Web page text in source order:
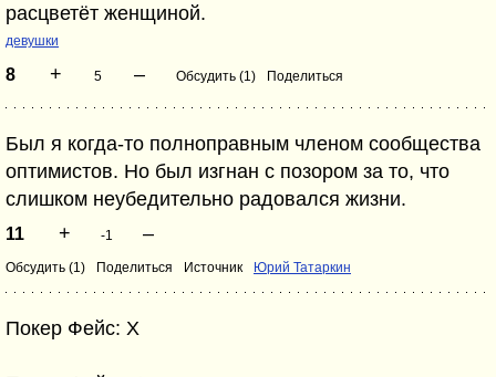
расцветёт женщиной.
девушки
8 + 5 – Обсудить (1) Поделиться
Был я когда-то полноправным членом сообщества
оптимистов. Но был изгнан с позором за то, что
слишком неубедительно радовался жизни.
11 + -1 –
Обсудить (1) Поделиться Источник Юрий Татаркин
Покер Фейс: Х